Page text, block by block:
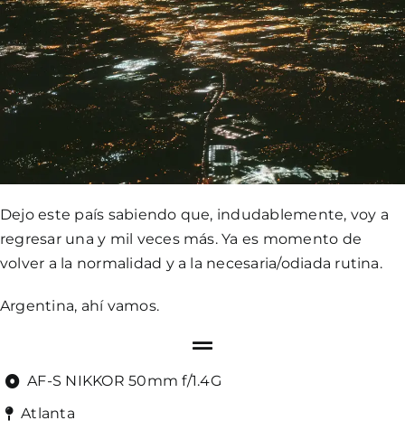
Dejo este país sabiendo que, indudablemente, voy a
regresar una y mil veces más. Ya es momento de
volver a la normalidad y a la necesaria/odiada rutina.
Argentina, ahí vamos.
AF-S NIKKOR 50mm f/1.4G
Atlanta